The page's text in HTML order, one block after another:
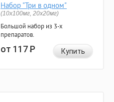
Набор "Три в одном"
(10x100мг, 20x20мг)
Большой набор из 3-х
препаратов.
от 117Р Купить